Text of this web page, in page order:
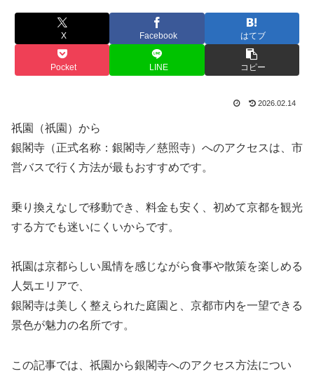
X Facebook はてブ
Pocket LINE コピー
2026.02.14
祇園（祇園 ）から
銀閣寺（正式名称： 銀閣寺 ／慈照寺）へのアクセスは、市
営バスで行く方法が最もおすすめです。
乗り換えなしで移動でき、料金も安く、初めて京都を観光
する方でも迷いにくいからです。
祇園は京都らしい風情を感じながら食事や散策を楽しめる
人気エリアで、
銀閣寺は美しく整えられた庭園と、京都市内を一望できる
景色が魅力の名所です。
この記事では、祇園から銀閣寺へのアクセス方法につい